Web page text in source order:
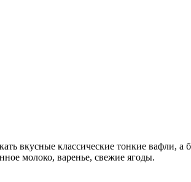
вкусные классические тонкие вафли,
молоко, варенье, свежие ягоды.